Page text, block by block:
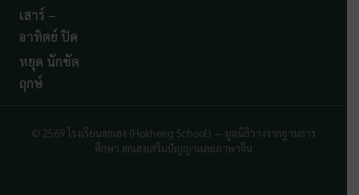
เสาร์ –
อาทิตย์ ปิด
หยุด นักขัต
ฤกษ์
© 2569 โรงเรียนฮกเฮง (Hokheng School) — มูลนิธิวางรากฐานการ
ศึกษา ฮกเฮงเสริมปัญญาและภาษาจีน